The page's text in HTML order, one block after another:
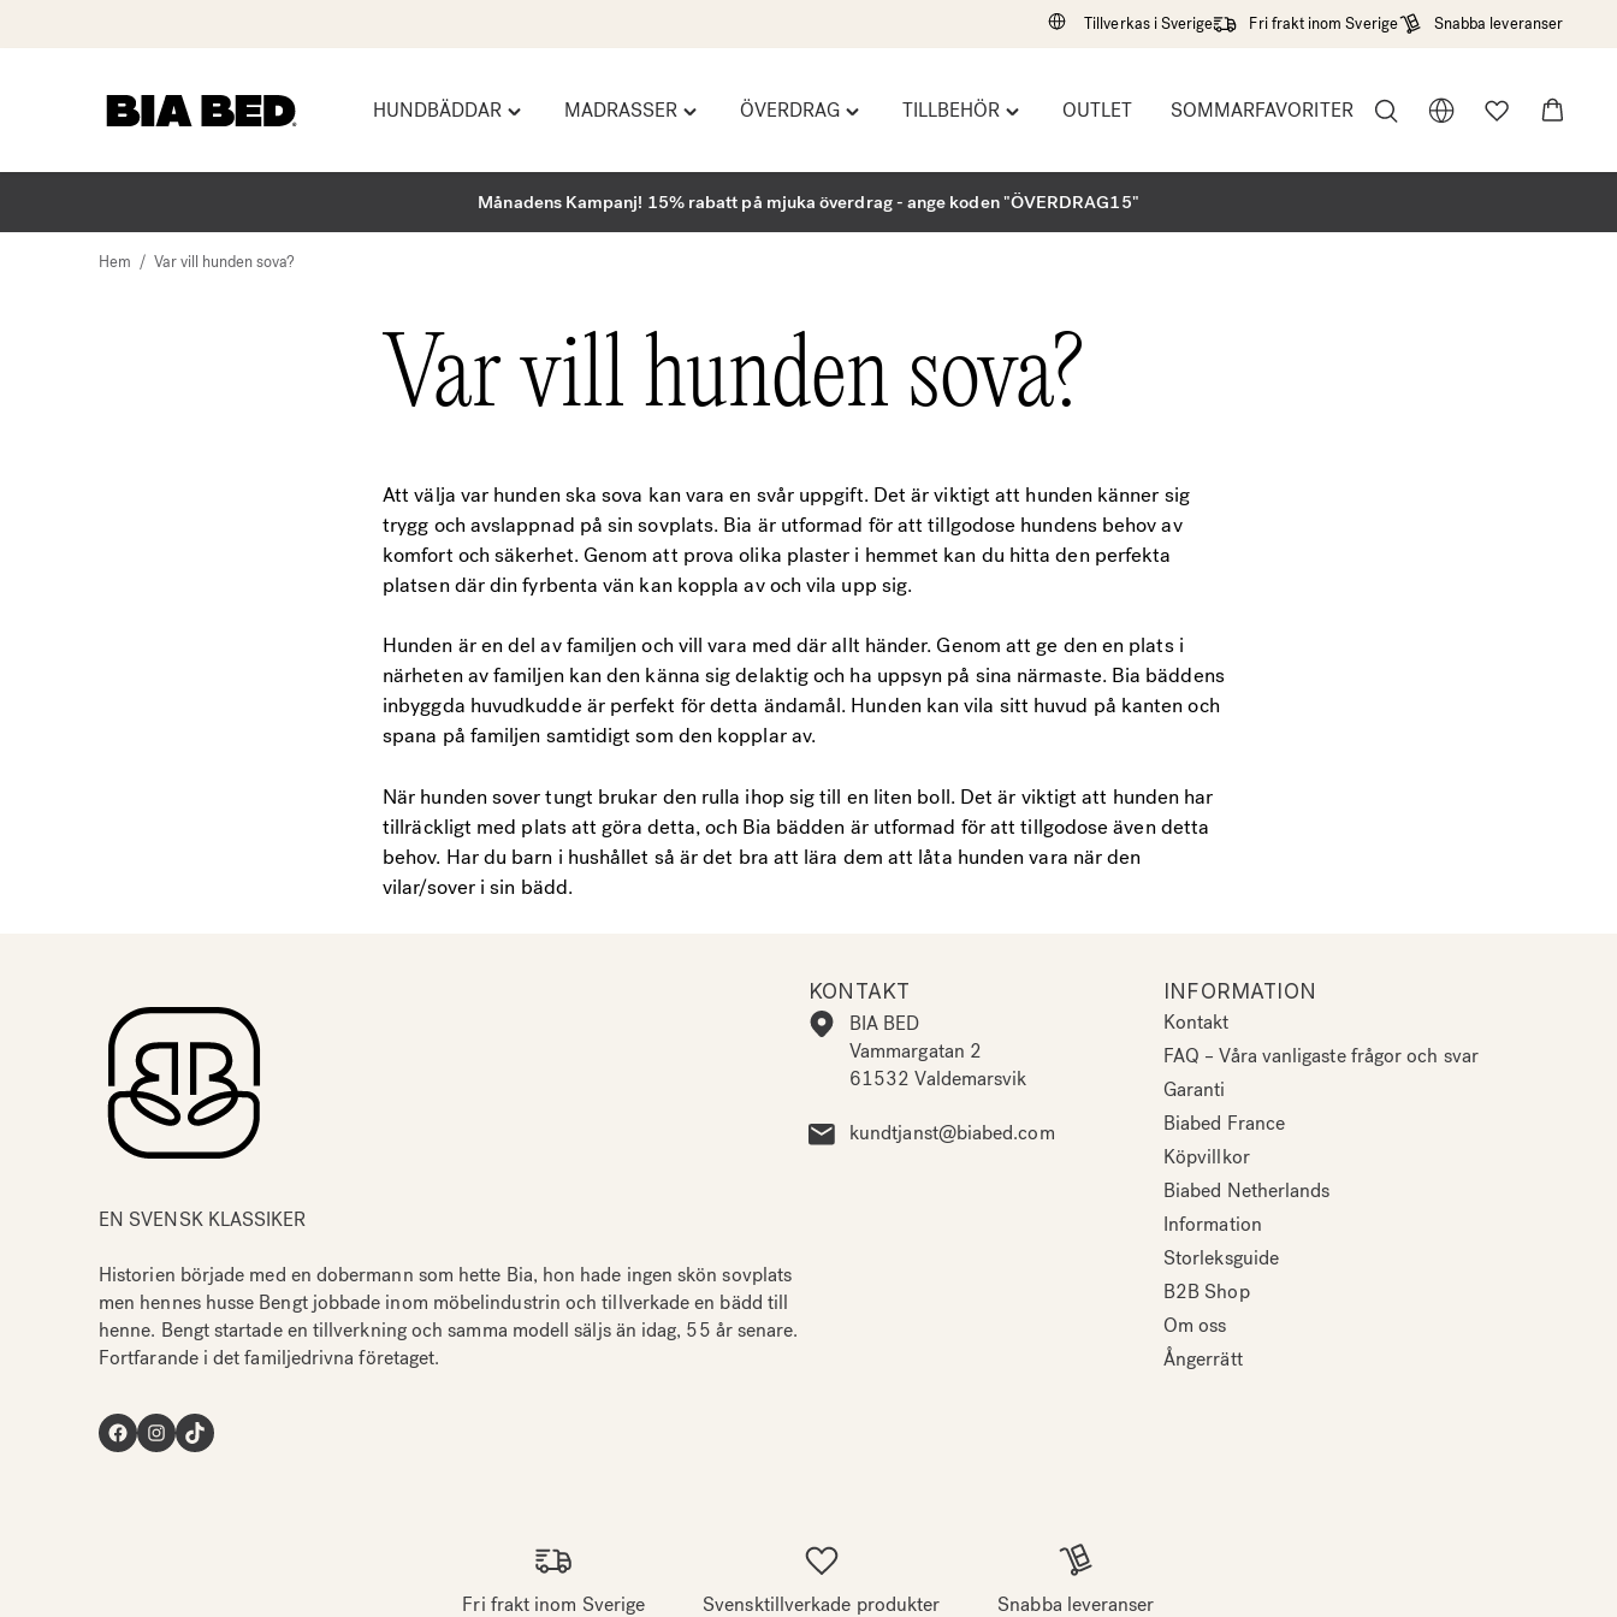
Tillverkas i Sverige Fri frakt inom Sverige Snabba leveranser
innehåll
HUNDBÄDDARToggle
menu
MADRASSERToggle
menu
ÖVERDRAGToggle
menu
TILLBEHÖRToggle
menu
OUTLET SOMMARFAVORITER
Månadens Kampanj! 15% rabatt på mjuka överdrag - ange koden "ÖVERDRAG15"
Hem / Var vill hunden sova?
Var vill hunden sova?
Att välja var hunden ska sova kan vara en svår uppgift. Det är viktigt att hunden känner sig
trygg och avslappnad på sin sovplats. Bia är utformad för att tillgodose hundens behov av
komfort och säkerhet. Genom att prova olika plaster i hemmet kan du hitta den perfekta
platsen där din fyrbenta vän kan koppla av och vila upp sig.
Hunden är en del av familjen och vill vara med där allt händer. Genom att ge den en plats i
närheten av familjen kan den känna sig delaktig och ha uppsyn på sina närmaste. Bia bäddens
inbyggda huvudkudde är perfekt för detta ändamål. Hunden kan vila sitt huvud på kanten och
spana på familjen samtidigt som den kopplar av.
När hunden sover tungt brukar den rulla ihop sig till en liten boll. Det är viktigt att hunden har
tillräckligt med plats att göra detta, och Bia bädden är utformad för att tillgodose även detta
behov. Har du barn i hushållet så är det bra att lära dem att låta hunden vara när den
vilar/sover i sin bädd.
EN SVENSK KLASSIKER
Historien började med en dobermann som hette Bia, hon hade ingen skön sovplats
men hennes husse Bengt jobbade inom möbelindustrin och tillverkade en bädd till
henne. Bengt startade en tillverkning och samma modell säljs än idag, 55 år senare.
Fortfarande i det familjedrivna företaget.
Facebook Instagram TikTok
KONTAKT
BIA BED
Vammargatan 2
61532 Valdemarsvik
kundtjanst@biabed.com
INFORMATION
Kontakt
FAQ – Våra vanligaste frågor och svar
Garanti
Biabed France
Köpvillkor
Biabed Netherlands
Information
Storleksguide
B2B Shop
Om oss
Ångerrätt
Fri frakt inom Sverige Svensktillverkade produkter Snabba leveranser